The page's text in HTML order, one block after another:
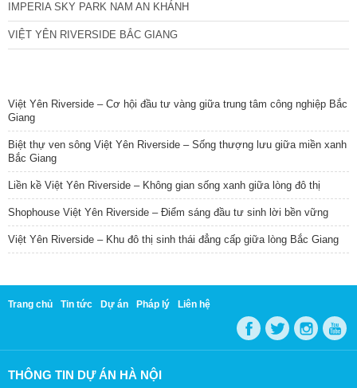
IMPERIA SKY PARK NAM AN KHÁNH
VIỆT YÊN RIVERSIDE BẮC GIANG
Việt Yên Riverside – Cơ hội đầu tư vàng giữa trung tâm công nghiệp Bắc
Giang
Biệt thự ven sông Việt Yên Riverside – Sống thượng lưu giữa miền xanh
Bắc Giang
Liền kề Việt Yên Riverside – Không gian sống xanh giữa lòng đô thị
Shophouse Việt Yên Riverside – Điểm sáng đầu tư sinh lời bền vững
Việt Yên Riverside – Khu đô thị sinh thái đẳng cấp giữa lòng Bắc Giang
Trang chủ Tin tức Dự án Pháp lý Liên hệ
THÔNG TIN DỰ ÁN HÀ NỘI